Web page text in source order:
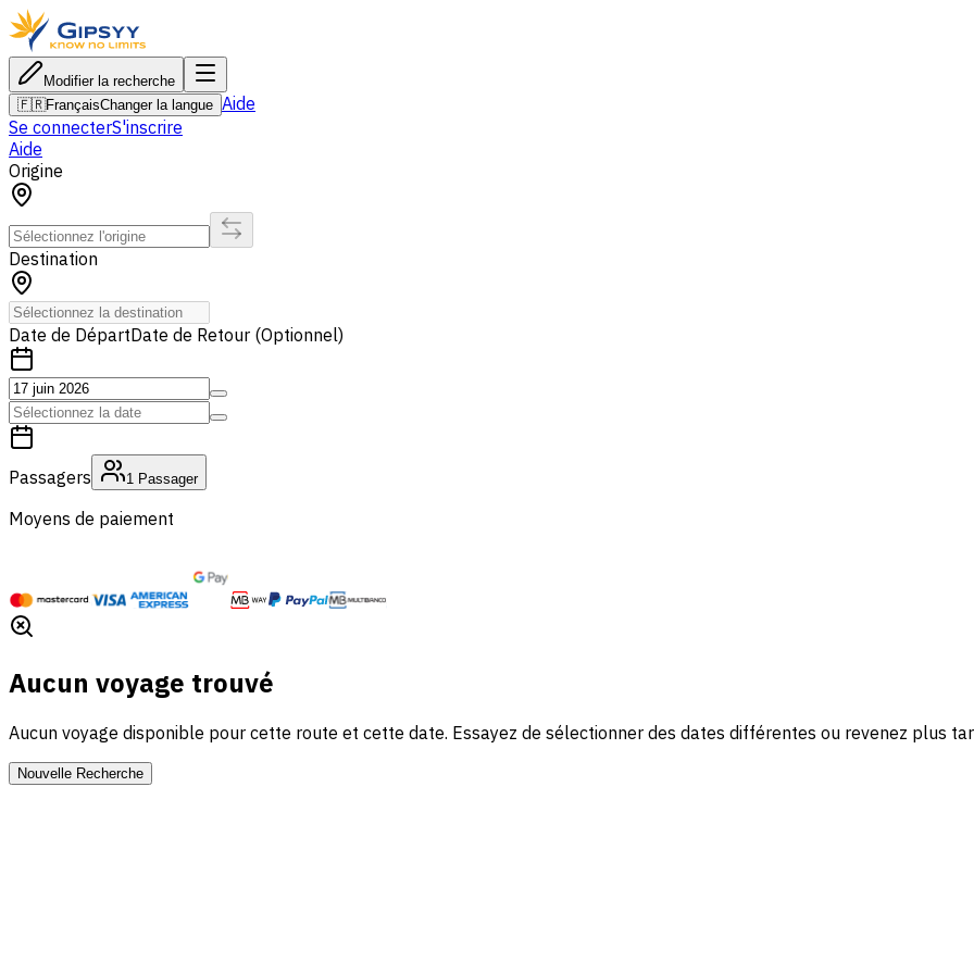
Modifier la recherche
🇫🇷FrançaisChanger la langue Aide
Se connecterS'inscrire
Aide
Origine
Destination
Date de DépartDate de Retour (Optionnel)
Passagers 1 Passager
Moyens de paiement
Aucun voyage trouvé
Aucun voyage disponible pour cette route et cette date. Essayez de sélectionner des dates différentes ou revenez plus
Nouvelle Recherche